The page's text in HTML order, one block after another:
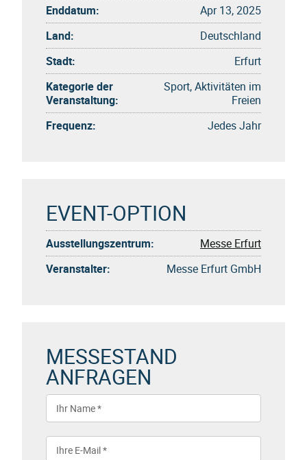
Enddatum:
Apr 13, 2025
Land:
Deutschland
Stadt:
Erfurt
Kategorie der
Veranstaltung:
Sport, Aktivitäten im
Freien
Frequenz:
Jedes Jahr
EVENT-OPTION
Ausstellungszentrum:
Messe Erfurt
Veranstalter:
Messe Erfurt GmbH
MESSESTAND
ANFRAGEN